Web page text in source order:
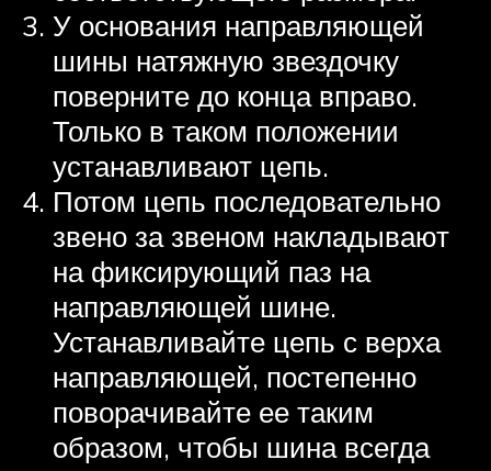
У основания направляющей
шины натяжную звездочку
поверните до конца вправо.
Только в таком положении
устанавливают цепь.
Потом цепь последовательно
звено за звеном накладывают
на фиксирующий паз на
направляющей шине.
Устанавливайте цепь с верха
направляющей, постепенно
поворачивайте ее таким
образом, чтобы шина всегда